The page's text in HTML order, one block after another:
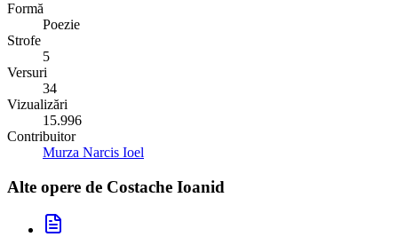
Formă
Poezie
Strofe
5
Versuri
34
Vizualizări
15.996
Contribuitor
Murza Narcis Ioel
Alte opere de Costache Ioanid